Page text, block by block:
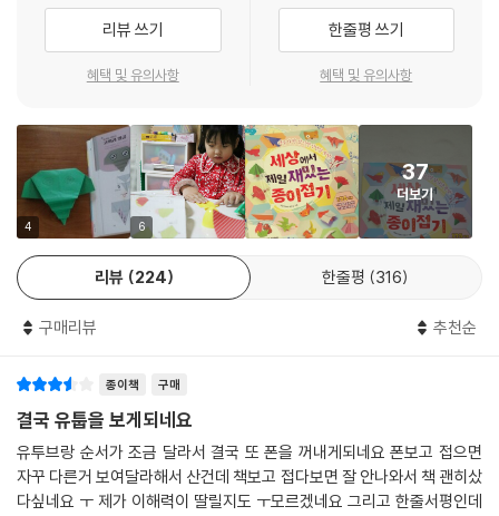
리뷰 쓰기
혜택 및 유의사항
한줄평 쓰기
혜택 및 유의사항
4 6
37
더보기
리뷰 224 한줄평 316
구매리뷰 추천순
종이책 구매
결국 유툽을 보게되네요
유투브랑 순서가 조금 달라서 결국 또 폰을 꺼내게되네요 폰보고 접으면
자꾸 다른거 보여달라해서 산건데 책보고 접다보면 잘 안나와서 책 괜히샀
다싶네요 ㅜ 제가 이해력이 딸릴지도 ㅜ모르겠네요 그리고 한줄서평인데